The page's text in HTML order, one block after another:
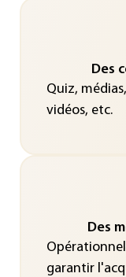
Des
Quiz,
vidéos, etc.
Des
garantir